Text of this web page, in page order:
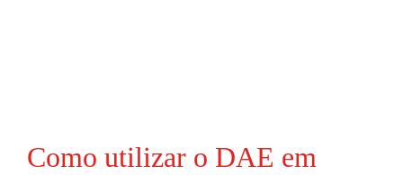
Como utilizar o DAE em